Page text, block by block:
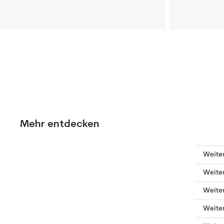
Mehr entdecken